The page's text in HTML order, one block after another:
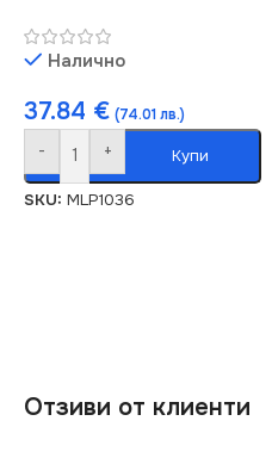
Налично
37.84 € (74.01 лв.)
- + Купи
SKU: MLP1036
Отзиви от клиенти